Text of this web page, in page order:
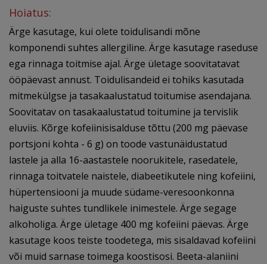
Hoiatus:
Ärge kasutage, kui olete toidulisandi mõne
komponendi suhtes allergiline. Ärge kasutage raseduse
ega rinnaga toitmise ajal. Ärge ületage soovitatavat
ööpäevast annust. Toidulisandeid ei tohiks kasutada
mitmekülgse ja tasakaalustatud toitumise asendajana.
Soovitatav on tasakaalustatud toitumine ja tervislik
eluviis. Kõrge kofeiinisisalduse tõttu (200 mg päevase
portsjoni kohta - 6 g) on ​​toode vastunäidustatud
lastele ja alla 16-aastastele noorukitele, rasedatele,
rinnaga toitvatele naistele, diabeetikutele ning kofeiini,
hüpertensiooni ja muude südame-veresoonkonna
haiguste suhtes tundlikele inimestele. Ärge segage
alkoholiga. Ärge ületage 400 mg kofeiini päevas. Ärge
kasutage koos teiste toodetega, mis sisaldavad kofeiini
või muid sarnase toimega koostisosi. Beeta-alaniini